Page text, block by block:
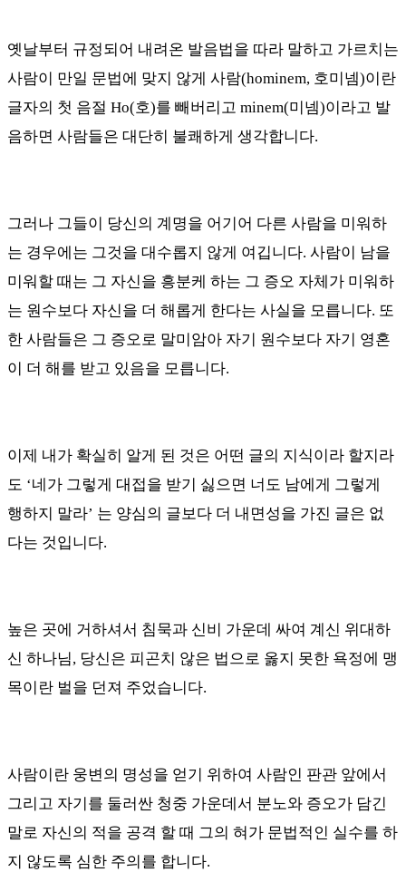
옛날부터 규정되어 내려온 발음법을 따라 말하고 가르치는
사람이 만일 문법에 맞지 않게 사람(hominem, 호미넴)이란
글자의 첫 음절 Ho(호)를 빼버리고 minem(미넴)이라고 발
음하면 사람들은 대단히 불쾌하게 생각합니다.
그러나 그들이 당신의 계명을 어기어 다른 사람을 미워하
는 경우에는 그것을 대수롭지 않게 여깁니다. 사람이 남을
미워할 때는 그 자신을 흥분케 하는 그 증오 자체가 미워하
는 원수보다 자신을 더 해롭게 한다는 사실을 모릅니다. 또
한 사람들은 그 증오로 말미암아 자기 원수보다 자기 영혼
이 더 해를 받고 있음을 모릅니다.
이제 내가 확실히 알게 된 것은 어떤 글의 지식이라 할지라
도 ‘네가 그렇게 대접을 받기 싫으면 너도 남에게 그렇게
행하지 말라’ 는 양심의 글보다 더 내면성을 가진 글은 없
다는 것입니다.
높은 곳에 거하셔서 침묵과 신비 가운데 싸여 계신 위대하
신 하나님, 당신은 피곤치 않은 법으로 옳지 못한 욕정에 맹
목이란 벌을 던져 주었습니다.
사람이란 웅변의 명성을 얻기 위하여 사람인 판관 앞에서
그리고 자기를 둘러싼 청중 가운데서 분노와 증오가 담긴
말로 자신의 적을 공격 할 때 그의 혀가 문법적인 실수를 하
지 않도록 심한 주의를 합니다.